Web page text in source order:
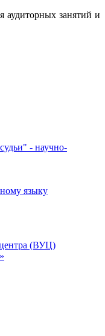
аудиторных занятий и
- научно-
языку
(ВУЦ)